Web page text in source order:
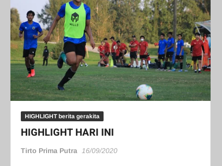
HIGHLIGHT berita gerakita
HIGHLIGHT HARI INI
Tirto Prima Putra 16/09/2020